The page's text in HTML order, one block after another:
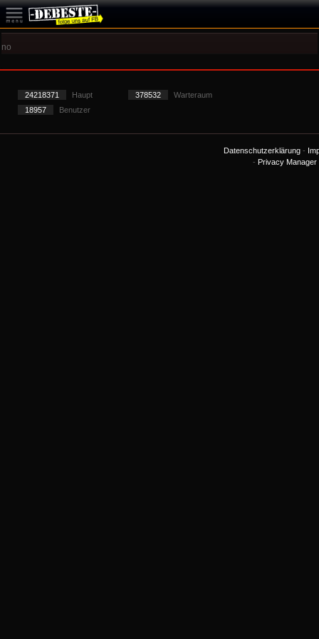
no
24218371 Haupt 378532
Warteraum
18957
Benutzer
Datenschutzerklärung-
- Privacy Manager